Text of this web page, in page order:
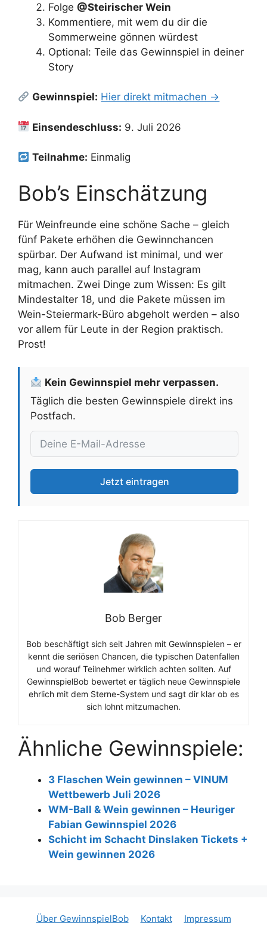
Folge @Steirischer Wein
Kommentiere, mit wem du dir die
Sommerweine gönnen würdest
Optional: Teile das Gewinnspiel in deiner
Story
Gewinnspiel: Hier direkt mitmachen →
Einsendeschluss: 9. Juli 2026
Teilnahme: Einmalig
Bob’s Einschätzung
Für Weinfreunde eine schöne Sache – gleich
fünf Pakete erhöhen die Gewinnchancen
spürbar. Der Aufwand ist minimal, und wer
mag, kann auch parallel auf Instagram
mitmachen. Zwei Dinge zum Wissen: Es gilt
Mindestalter 18, und die Pakete müssen im
Wein-Steiermark-Büro abgeholt werden – also
vor allem für Leute in der Region praktisch.
Prost!
Kein Gewinnspiel mehr verpassen.
Täglich die besten Gewinnspiele direkt ins
Postfach.
Jetzt eintragen
Bob Berger
Bob beschäftigt sich seit Jahren mit Gewinnspielen – er
kennt die seriösen Chancen, die typischen Datenfallen
und worauf Teilnehmer wirklich achten sollten. Auf
GewinnspielBob bewertet er täglich neue Gewinnspiele
ehrlich mit dem Sterne-System und sagt dir klar ob es
sich lohnt mitzumachen.
Ähnliche Gewinnspiele:
3 Flaschen Wein gewinnen – VINUM
Wettbewerb Juli 2026
WM-Ball & Wein gewinnen – Heuriger
Fabian Gewinnspiel 2026
Schicht im Schacht Dinslaken Tickets +
Wein gewinnen 2026
Über GewinnspielBob Kontakt Impressum